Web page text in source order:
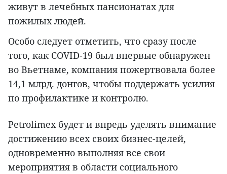
живут в лечебных пансионатах для
пожилых людей.
Особо следует отметить, что сразу после
того, как COVID-19 был впервые обнаружен
во Вьетнаме, компания пожертвовала более
14,1 млрд. донгов, чтобы поддержать усилия
по профилактике и контролю.
Petrolimex будет и впредь уделять внимание
достижению всех своих бизнес-целей,
одновременно выполняя все свои
мероприятия в области социального